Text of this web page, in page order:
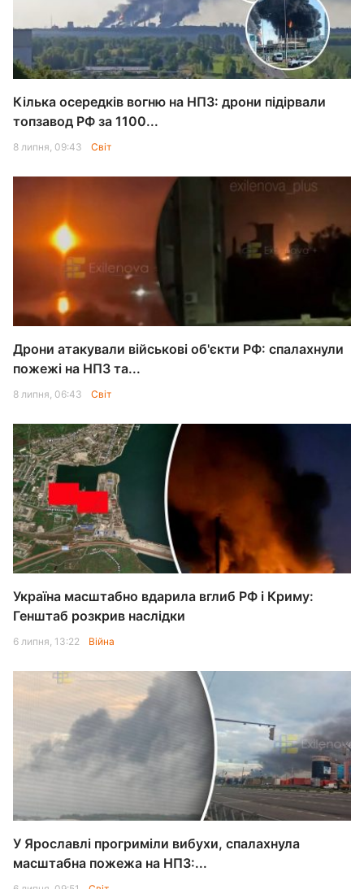
Кілька осередків вогню на НПЗ: дрони підірвали
топзавод РФ за 1100...
8 липня, 09:43 Світ
Дрони атакували військові об'єкти РФ: спалахнули
пожежі на НПЗ та...
8 липня, 06:43 Світ
Україна масштабно вдарила вглиб РФ і Криму:
Генштаб розкрив наслідки
6 липня, 13:22 Війна
У Ярославлі прогриміли вибухи, спалахнула
масштабна пожежа на НПЗ:...